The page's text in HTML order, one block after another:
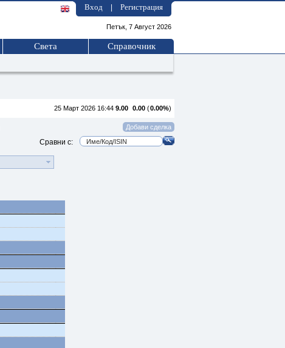
Вход Регистрация
Петък, 7 Август 2026
Света Справочник
25 Март 2026 16:44 9.00 0.00 (0.00%)
Сравни с: